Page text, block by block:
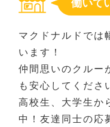
働いて
マクドナルドでは
います！
仲間思いのクルー
も安心してくださ
高校生、大学生か
中！友達同士の応